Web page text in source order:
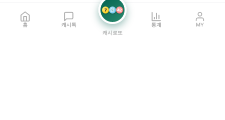
홈 캐시톡
7 21 42
캐시로또
통계 MY